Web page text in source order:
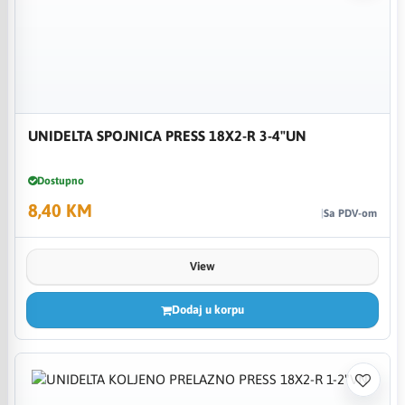
UNIDELTA SPOJNICA PRESS 18X2-R 3-4"UN
Dostupno
8,40 KM Sa PDV-om
View
Dodaj u korpu